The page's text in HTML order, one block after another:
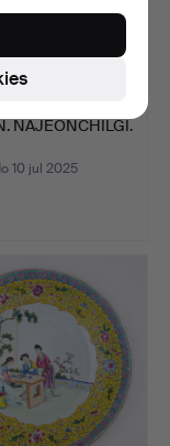
NAJEONCHILGI.
10 jul 2025